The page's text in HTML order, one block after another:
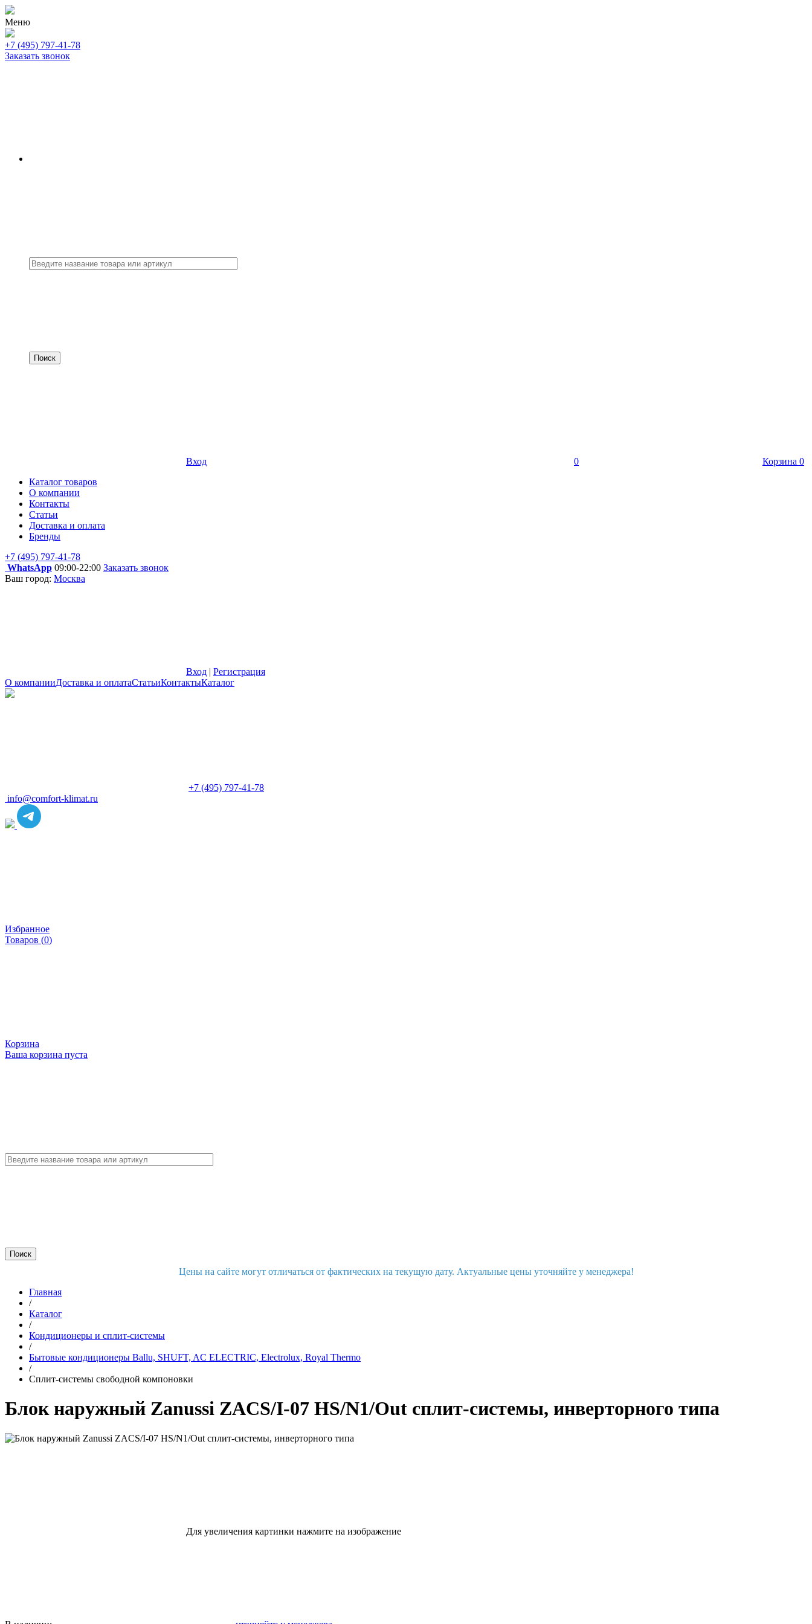
Меню
+7 (495) 797-41-78
Заказать звонок
Вход 0 Корзина 0
Каталог товаров
О компании
Контакты
Статьи
Доставка и оплата
Бренды
+7 (495) 797-41-78
WhatsApp 09:00-22:00 Заказать звонок
Ваш город: Москва
Вход | Регистрация
О компанииДоставка и оплатаСтатьиКонтактыКаталог
+7 (495) 797-41-78
info@comfort-klimat.ru
Избранное
Товаров (0)
Корзина
Ваша корзина пуста
Цены на сайте могут отличаться от фактических на текущую дату. Актуальные цены уточняйте у менеджера!
Главная
/
Каталог
/
Кондиционеры и сплит-системы
/
Бытовые кондиционеры Ballu, SHUFT, AC ELECTRIC, Electrolux, Royal Thermo
/
Сплит-системы свободной компоновки
Блок наружный Zanussi ZACS/I-07 HS/N1/Out сплит-системы, инверторного типа
Для увеличения картинки нажмите на изображение